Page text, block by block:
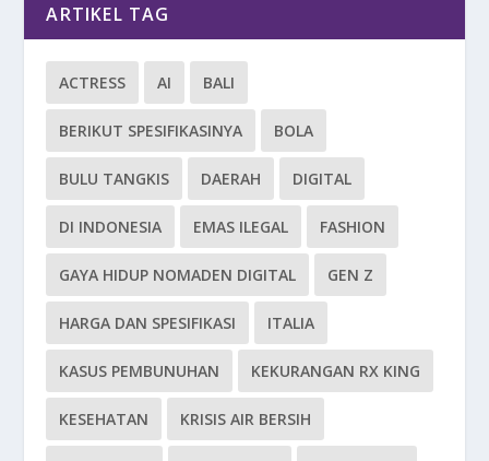
ARTIKEL TAG
ACTRESS AI BALI
BERIKUT SPESIFIKASINYA BOLA
BULU TANGKIS DAERAH DIGITAL
DI INDONESIA EMAS ILEGAL FASHION
GAYA HIDUP NOMADEN DIGITAL GEN Z
HARGA DAN SPESIFIKASI ITALIA
KASUS PEMBUNUHAN KEKURANGAN RX KING
KESEHATAN KRISIS AIR BERSIH